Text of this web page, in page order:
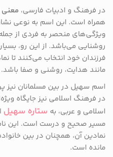
در فرهنگ و ادبیات فارسی،
همراه است. این اسم به نوعی
ویژگی‌های منحصر به فردی از
روشنایی می‌باشد. از این رو،
فرزندان خود انتخاب می‌کنند تا
مانند هدایت، روشنی و صفا باشد.
اسم سهیل در بین مسلمانان نیز
در فرهنگ اسلامی نیز جایگاه
اسلامی و عربی، به ستاره سهیل
مسیر صحیح و درست است. این
نمادین آن، همچنان در بین
مانده است.